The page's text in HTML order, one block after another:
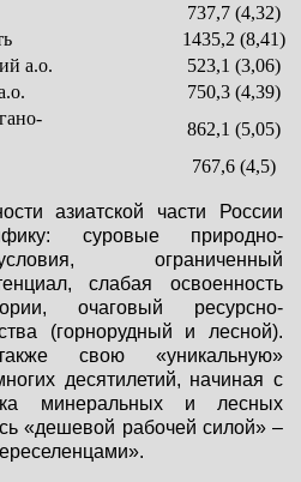
737,7 (4,32)
1435,2 (8,41)
а.о.
523,1 (3,06)
750,3 (4,39)
862,1 (5,05)
767,6 (4,5)
азиатской части России
суровые природно-
ограниченный
слабая освоенность
очаговый ресурсно-
(горнорудный и лесной).
свою «уникальную»
десятилетий, начиная с
минеральных и лесных
«дешевой рабочей силой» –